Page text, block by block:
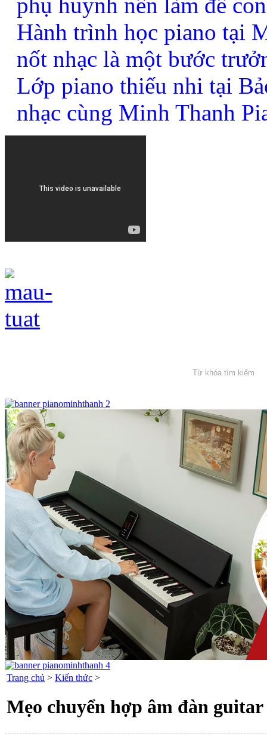
Hành trình học piano tại
nốt nhạc là một bước
Lớp piano thiếu nhi tại
nhạc cùng Minh Thanh
Trang chủ > Kiến thức >
Mẹo chuyển hợp âm đàn